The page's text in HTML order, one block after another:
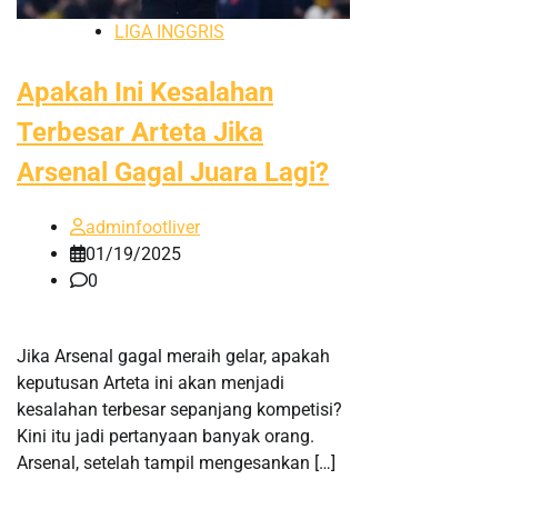
LIGA INGGRIS
Apakah Ini Kesalahan
Terbesar Arteta Jika
Arsenal Gagal Juara Lagi?
adminfootliver
01/19/2025
0
Jika Arsenal gagal meraih gelar, apakah
keputusan Arteta ini akan menjadi
kesalahan terbesar sepanjang kompetisi?
Kini itu jadi pertanyaan banyak orang.
Arsenal, setelah tampil mengesankan […]